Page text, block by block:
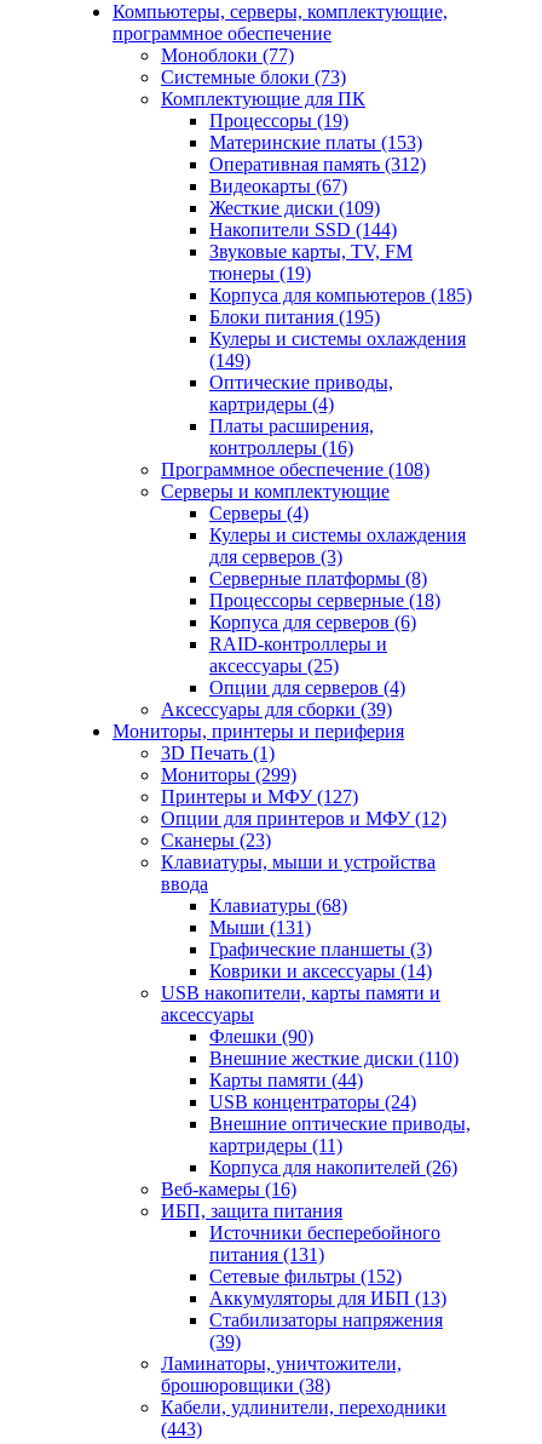
Компьютеры, серверы, комплектующие,
программное обеспечение
Моноблоки (77)
Системные блоки (73)
Комплектующие для ПК
Процессоры (19)
Материнские платы (153)
Оперативная память (312)
Видеокарты (67)
Жесткие диски (109)
Накопители SSD (144)
Звуковые карты, TV, FM
тюнеры (19)
Корпуса для компьютеров (185)
Блоки питания (195)
Кулеры и системы охлаждения
(149)
Оптические приводы,
картридеры (4)
Платы расширения,
контроллеры (16)
Программное обеспечение (108)
Серверы и комплектующие
Серверы (4)
Кулеры и системы охлаждения
для серверов (3)
Серверные платформы (8)
Процессоры серверные (18)
Корпуса для серверов (6)
RAID-контроллеры и
аксессуары (25)
Опции для серверов (4)
Аксессуары для сборки (39)
Мониторы, принтеры и периферия
3D Печать (1)
Мониторы (299)
Принтеры и МФУ (127)
Опции для принтеров и МФУ (12)
Сканеры (23)
Клавиатуры, мыши и устройства
ввода
Клавиатуры (68)
Мыши (131)
Графические планшеты (3)
Коврики и аксессуары (14)
USB накопители, карты памяти и
аксессуары
Флешки (90)
Внешние жесткие диски (110)
Карты памяти (44)
USB концентраторы (24)
Внешние оптические приводы,
картридеры (11)
Корпуса для накопителей (26)
Веб-камеры (16)
ИБП, защита питания
Источники бесперебойного
питания (131)
Сетевые фильтры (152)
Аккумуляторы для ИБП (13)
Стабилизаторы напряжения
(39)
Ламинаторы, уничтожители,
брошюровщики (38)
Кабели, удлинители, переходники
(443)